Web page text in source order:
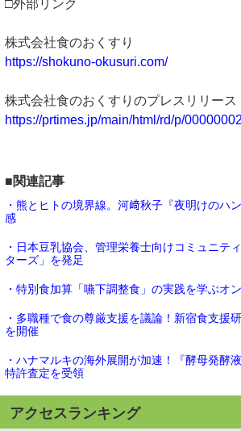
□外部リンク
株式会社食のおくすり
https://shokuno-okusuri.com/
株式会社食のおくすりのプレスリリース
https://prtimes.jp/main/html/rd/p/
■関連記事
・熊とヒトの境界線。河﨑秋子『夜明けのハ
感
・日本豆乳協会、管理栄養士向けコミュニテ
ターズ」を発足
・特別食加算「嚥下調整食」の実践を学ぶオ
・多職種で食の尊厳支援を議論！新宿食支援
を開催
・ハナマルキの海外展開が加速！『酵母発酵
特許査定を受領
アクセスランキング